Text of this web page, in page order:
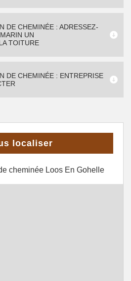
DE CHEMINÉE : ADRESSEZ-
UN
TOITURE
DE CHEMINÉE : ENTREPRISE
localiser
cheminée Loos En Gohelle